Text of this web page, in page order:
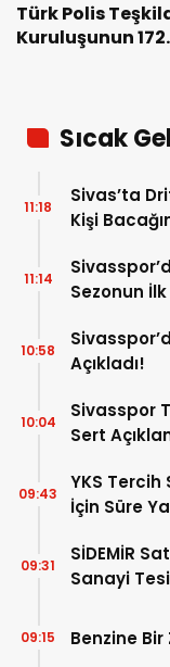
Türk Polis
Kuruluşunun 172.
Sıcak
Sivas’ta
Kişi
11:18
Sezonun
11:14
Açıkladı!
10:58
Sivasspor
Sert
10:04
YKS
İçin Süre
09:43
SİDEMİR
Sanayi
09:31
Benzine
09:15